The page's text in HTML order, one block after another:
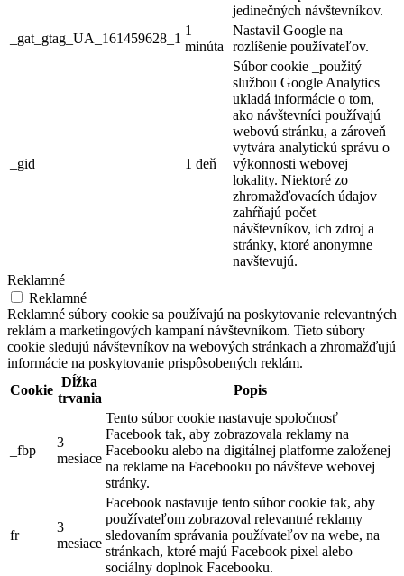
jedinečných návštevníkov.
_gat_gtag_UA_161459628_1
1
minúta
Nastavil Google na
rozlíšenie používateľov.
_gid 1 deň
Súbor cookie _použitý
službou Google Analytics
ukladá informácie o tom,
ako návštevníci používajú
webovú stránku, a zároveň
vytvára analytickú správu o
výkonnosti webovej
lokality. Niektoré zo
zhromažďovacích údajov
zahŕňajú počet
návštevníkov, ich zdroj a
stránky, ktoré anonymne
navštevujú.
Reklamné
Reklamné
Reklamné súbory cookie sa používajú na poskytovanie relevantných
reklám a marketingových kampaní návštevníkom. Tieto súbory
cookie sledujú návštevníkov na webových stránkach a zhromažďujú
informácie na poskytovanie prispôsobených reklám.
Cookie
Dĺžka
trvania
Popis
_fbp
3
mesiace
Tento súbor cookie nastavuje spoločnosť
Facebook tak, aby zobrazovala reklamy na
Facebooku alebo na digitálnej platforme založenej
na reklame na Facebooku po návšteve webovej
stránky.
fr
3
mesiace
Facebook nastavuje tento súbor cookie tak, aby
používateľom zobrazoval relevantné reklamy
sledovaním správania používateľov na webe, na
stránkach, ktoré majú Facebook pixel alebo
sociálny doplnok Facebooku.